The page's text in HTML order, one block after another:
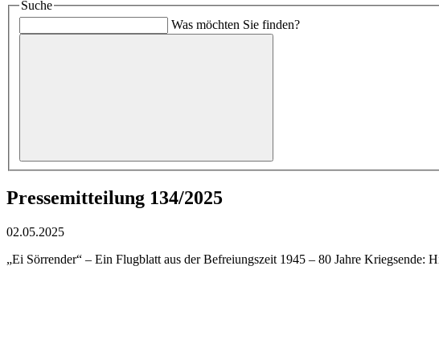
Suche
Was möchten Sie finden?
Pressemitteilung 134/2025
02.05.2025
„Ei Sörrender“ – Ein Flugblatt aus der Befreiungszeit 1945 – 80 Jahre